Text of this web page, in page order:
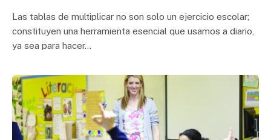
Las tablas de multiplicar no son solo un ejercicio escolar;
constituyen una herramienta esencial que usamos a diario,
ya sea para hacer…